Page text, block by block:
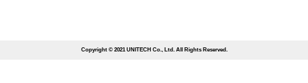
Copyright © 2021 UNITECH Co., Ltd. All Rights Reserved.